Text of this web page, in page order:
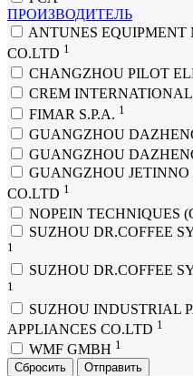
ПРОИЗВОДИТЕЛЬ
ANTUNES
CO.LTD 1
CHANGZHOU PILOT
CREM
FIMAR S.P.A. 1
GUANGZHOU
GUANGZHOU
GUANGZHOU
CO.LTD 1
NOPEIN TECHNIQUES
SUZHOU DR.COFFEE
1
SUZHOU DR.CОFFEE
1
SUZHOU INDUSTRIAL
APPLIANCES CO.LTD 1
WMF GMBH 1
Сбросить
Отправить